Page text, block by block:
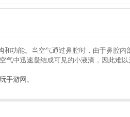
功能。当空气通过鼻腔时，由于鼻腔
中迅速凝结成可见的小液滴，因此难
手游网。